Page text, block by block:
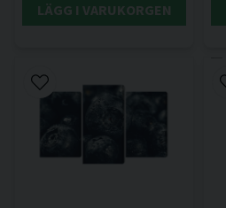
LÄGG I VARUKORGEN